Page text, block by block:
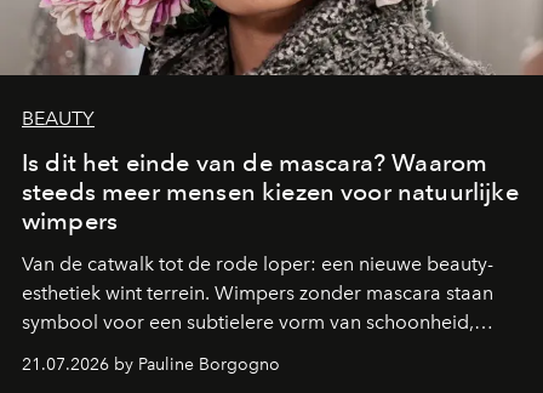
BEAUTY
Is dit het einde van de mascara? Waarom
steeds meer mensen kiezen voor natuurlijke
wimpers
Van de catwalk tot de rode loper: een nieuwe beauty-
esthetiek wint terrein. Wimpers zonder mascara staan
symbool voor een subtielere vorm van schoonheid,
aan make-up.
21.07.2026 by Pauline Borgogno